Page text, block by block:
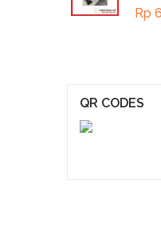
Rp
QR CODES